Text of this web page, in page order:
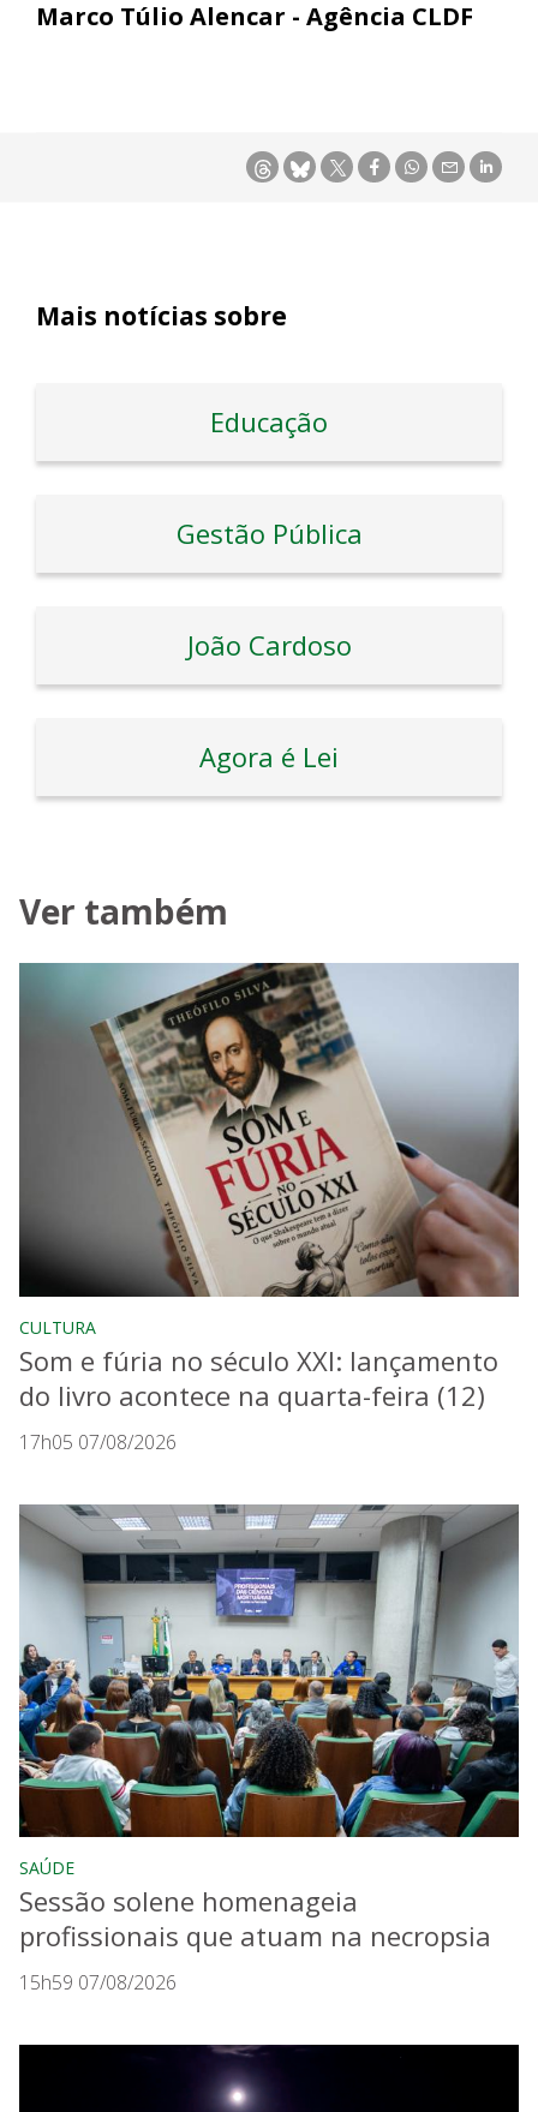
Marco Túlio Alencar - Agência CLDF
Mais notícias sobre
Educação
Gestão Pública
João Cardoso
Agora é Lei
Ver também
CULTURA
Som e fúria no século XXI: lançamento
do livro acontece na quarta-feira (12)
17h05 07/08/2026
SAÚDE
Sessão solene homenageia
profissionais que atuam na necropsia
15h59 07/08/2026